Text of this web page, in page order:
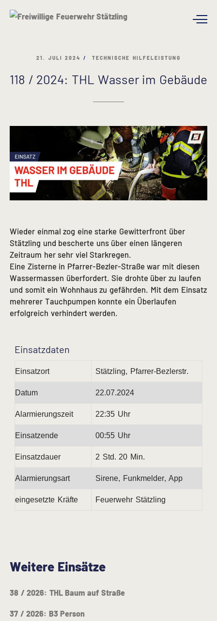
21. JULI 2024 TECHNISCHE HILFELEISTUNG
118 / 2024: THL Wasser im Gebäude
Wieder einmal zog eine starke Gewitterfront über
Stätzling und bescherte uns über einen längeren
Zeitraum her sehr viel Starkregen.
Eine Zisterne in Pfarrer-Bezler-Straße war mit diesen
Wassermassen überfordert. Sie drohte über zu laufen
und somit ein Wohnhaus zu gefährden. Mit dem Einsatz
mehrerer Tauchpumpen konnte ein Überlaufen
erfolgreich verhindert werden.
Einsatzdaten
Einsatzort Stätzling, Pfarrer-Bezlerstr.
Datum 22.07.2024
Alarmierungszeit 22:35 Uhr
Einsatzende 00:55 Uhr
Einsatzdauer 2 Std. 20 Min.
Alarmierungsart Sirene, Funkmelder, App
eingesetzte Kräfte Feuerwehr Stätzling
Weitere Einsätze
38 / 2026: THL Baum auf Straße
37 / 2026: B3 Person